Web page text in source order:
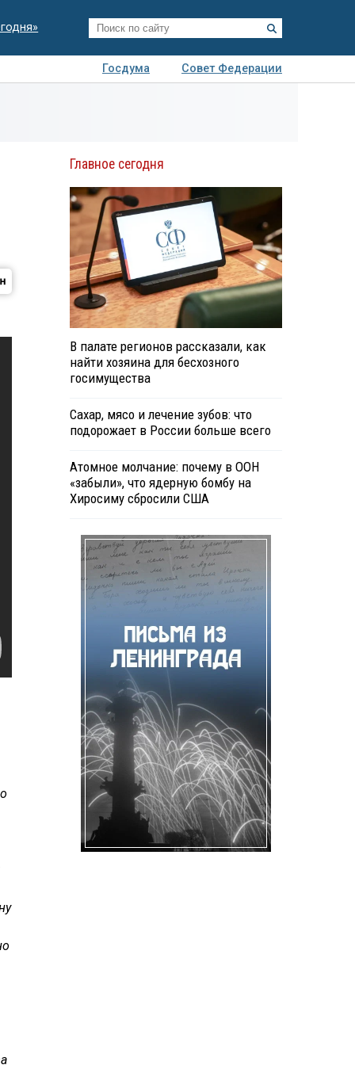
Госдума
Совет Федерации
Главное сегодня
В палате регионов рассказали, как
найти хозяина для бесхозного
госимущества
Сахар, мясо и лечение зубов: что
подорожает в России больше всего
Атомное молчание: почему в ООН
«забыли», что ядерную бомбу на
Хиросиму сбросили США